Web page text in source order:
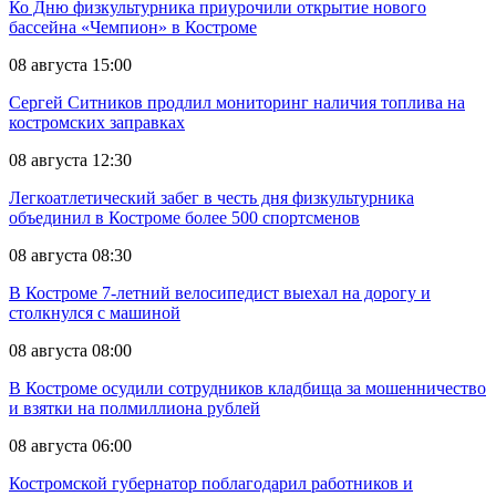
Ко Дню физкультурника приурочили открытие нового
бассейна «Чемпион» в Костроме
08 августа 15:00
Сергей Ситников продлил мониторинг наличия топлива на
костромских заправках
08 августа 12:30
Легкоатлетический забег в честь дня физкультурника
объединил в Костроме более 500 спортсменов
08 августа 08:30
В Костроме 7-летний велосипедист выехал на дорогу и
столкнулся с машиной
08 августа 08:00
В Костроме осудили сотрудников кладбища за мошенничество
и взятки на полмиллиона рублей
08 августа 06:00
Костромской губернатор поблагодарил работников и